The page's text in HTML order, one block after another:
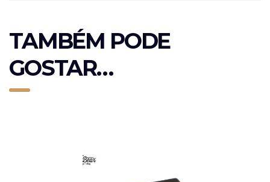
TAMBÉM PODE
GOSTAR…